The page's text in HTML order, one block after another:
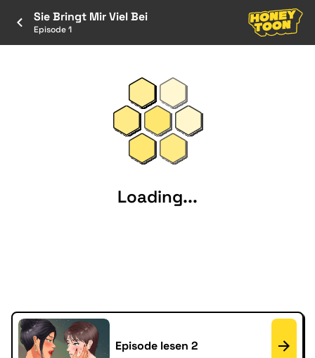
Sie Bringt Mir Viel Bei
Episode 1
Loading...
Episode lesen 2